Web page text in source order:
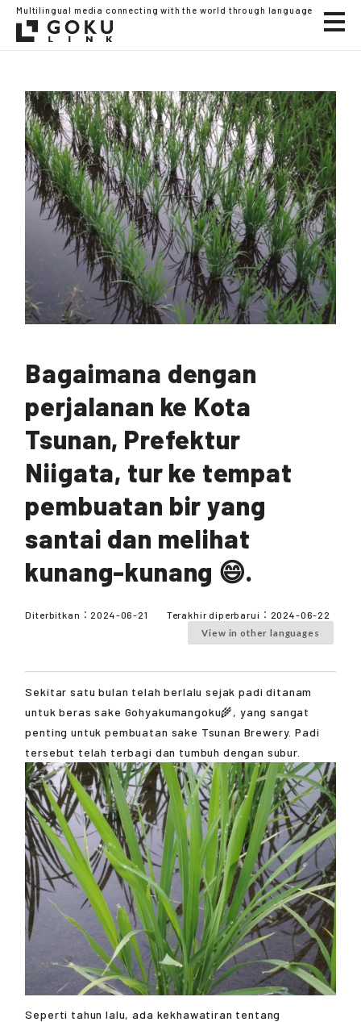
Multilingual media connecting with the world through language
Bagaimana dengan
perjalanan ke Kota
Tsunan, Prefektur
Niigata, tur ke tempat
pembuatan bir yang
santai dan melihat
kunang-kunang 😄.
Diterbitkan： 2024-06-21 Terakhir diperbarui： 2024-06-22
View in other languages
Sekitar satu bulan telah berlalu sejak padi ditanam
untuk beras sake Gohyakumangoku🌾, yang sangat
penting untuk pembuatan sake Tsunan Brewery. Padi
tersebut telah terbagi dan tumbuh dengan subur.
Seperti tahun lalu, ada kekhawatiran tentang